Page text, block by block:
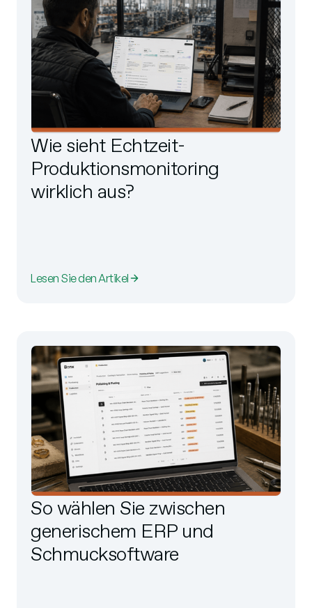
Wie sieht Echtzeit-
Produktionsmonitoring
wirklich aus?
Lesen Sie den Artikel
So wählen Sie zwischen
generischem ERP und
Schmucksoftware